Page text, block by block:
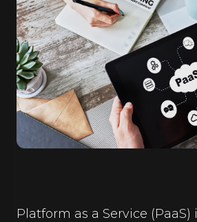
Platform as a Service